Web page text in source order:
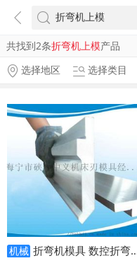
共找到2条折弯机上模产品
选择地区
选择类目
机械 折弯机模具 数控折弯机模具 折弯机上下模具